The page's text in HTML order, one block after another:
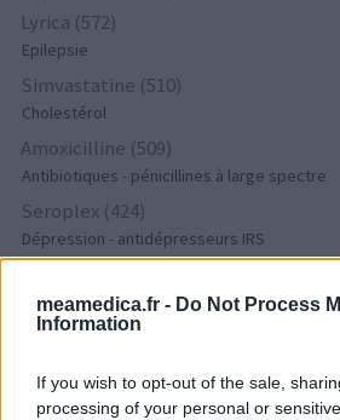
meamedica.fr - Do Not Process
Information
If you wish to opt-out of the sale,
processing of your personal or
Lyrica (572)
Epilepsie
Simvastatine (510)
Cholestérol
Amoxicilline (509)
Antibiotiques - pénicillines à large spectre
Seroplex (424)
Dépression - antidépresseurs IRS
Dépression - antidépresseurs autre
Tamoxifene (386)
Crestor (366)